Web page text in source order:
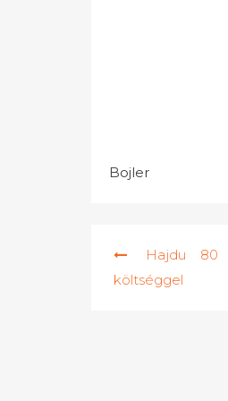
Bojler
navigáció
Hajdu 80
költséggel